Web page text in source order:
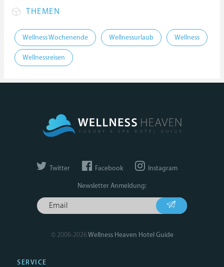
THEMEN
Wellness Wochenende Wellnessurlaub Wellness
Wellnessreisen
Twitter Facebook Instagram
Newsletter Anmeldung:
© 2006-2026Wellness Heaven Hotel Guide
SERVICE